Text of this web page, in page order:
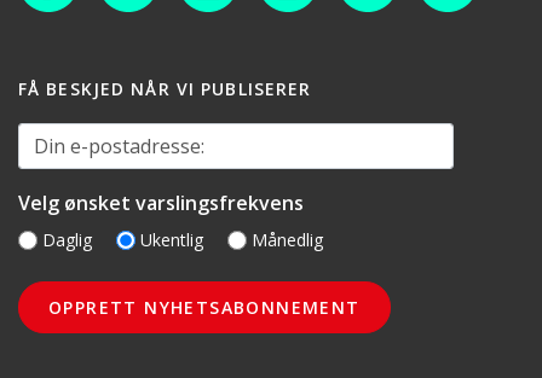
FÅ BESKJED NÅR VI PUBLISERER
Din e-postadresse:
Velg ønsket varslingsfrekvens
Daglig Ukentlig Månedlig